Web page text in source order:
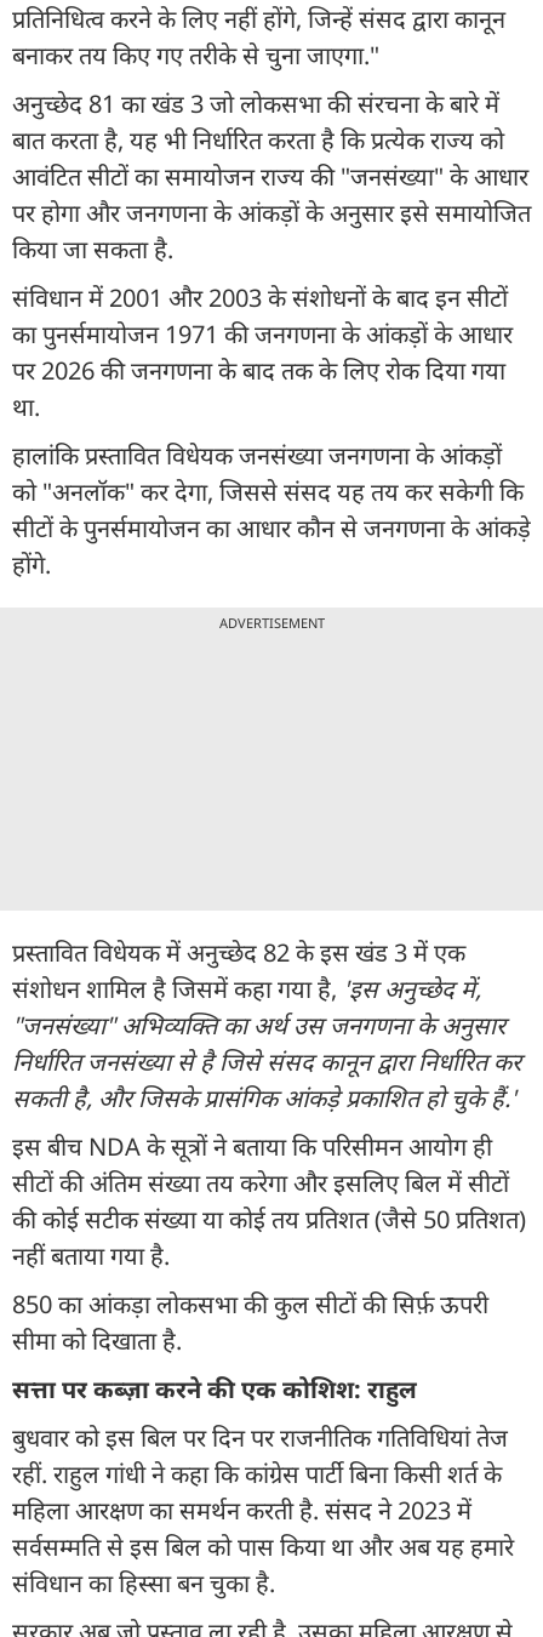
प्रतिनिधित्व करने के लिए नहीं होंगे, जिन्हें संसद द्वारा कानून
बनाकर तय किए गए तरीके से चुना जाएगा."
अनुच्छेद 81 का खंड 3 जो लोकसभा की संरचना के बारे में
बात करता है, यह भी निर्धारित करता है कि प्रत्येक राज्य को
आवंटित सीटों का समायोजन राज्य की "जनसंख्या" के आधार
पर होगा और जनगणना के आंकड़ों के अनुसार इसे समायोजित
किया जा सकता है.
संविधान में 2001 और 2003 के संशोधनों के बाद इन सीटों
का पुनर्समायोजन 1971 की जनगणना के आंकड़ों के आधार
पर 2026 की जनगणना के बाद तक के लिए रोक दिया गया
था.
हालांकि प्रस्तावित विधेयक जनसंख्या जनगणना के आंकड़ों
को "अनलॉक" कर देगा, जिससे संसद यह तय कर सकेगी कि
सीटों के पुनर्समायोजन का आधार कौन से जनगणना के आंकड़े
होंगे.
ADVERTISEMENT
प्रस्तावित विधेयक में अनुच्छेद 82 के इस खंड 3 में एक
संशोधन शामिल है जिसमें कहा गया है, 'इस अनुच्छेद में,
"जनसंख्या" अभिव्यक्ति का अर्थ उस जनगणना के अनुसार
निर्धारित जनसंख्या से है जिसे संसद कानून द्वारा निर्धारित कर
सकती है, और जिसके प्रासंगिक आंकड़े प्रकाशित हो चुके हैं.'
इस बीच NDA के सूत्रों ने बताया कि परिसीमन आयोग ही
सीटों की अंतिम संख्या तय करेगा और इसलिए बिल में सीटों
की कोई सटीक संख्या या कोई तय प्रतिशत (जैसे 50 प्रतिशत)
नहीं बताया गया है.
850 का आंकड़ा लोकसभा की कुल सीटों की सिर्फ़ ऊपरी
सीमा को दिखाता है.
सत्ता पर कब्ज़ा करने की एक कोशिश: राहुल
बुधवार को इस बिल पर दिन पर राजनीतिक गतिविधियां तेज
रहीं. राहुल गांधी ने कहा कि कांग्रेस पार्टी बिना किसी शर्त के
महिला आरक्षण का समर्थन करती है. संसद ने 2023 में
सर्वसम्मति से इस बिल को पास किया था और अब यह हमारे
संविधान का हिस्सा बन चुका है.